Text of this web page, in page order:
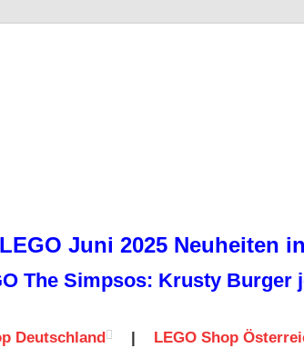
LEGO Juni 2025 Neuheiten
The Simpsos: Krusty Burger
Deutschland LEGO Shop